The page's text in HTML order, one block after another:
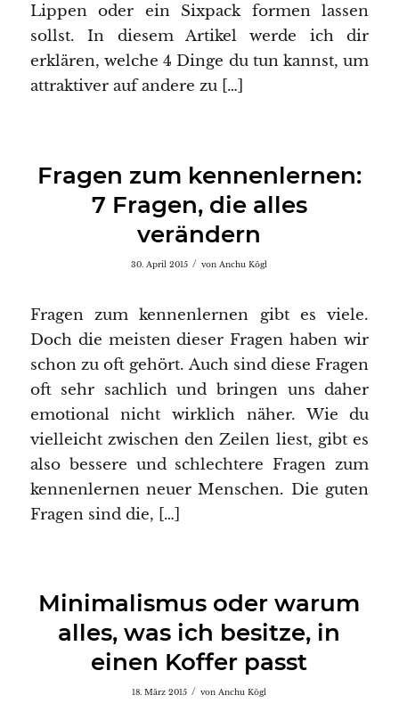
Lippen oder ein Sixpack formen lassen
sollst. In diesem Artikel werde ich dir
erklären, welche 4 Dinge du tun kannst, um
attraktiver auf andere zu […]
Fragen zum kennenlernen:
7 Fragen, die alles
verändern
30. April 2015 / vonAnchu Kögl
Fragen zum kennenlernen gibt es viele.
Doch die meisten dieser Fragen haben wir
schon zu oft gehört. Auch sind diese Fragen
oft sehr sachlich und bringen uns daher
emotional nicht wirklich näher. Wie du
vielleicht zwischen den Zeilen liest, gibt es
also bessere und schlechtere Fragen zum
kennenlernen neuer Menschen. Die guten
Fragen sind die, […]
Minimalismus oder warum
alles, was ich besitze, in
einen Koffer passt
18. März 2015 / vonAnchu Kögl